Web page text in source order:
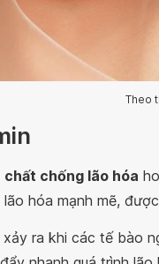
Theo
chất chống lão hóa
hóa mạnh mẽ,
ra khi các tế bào